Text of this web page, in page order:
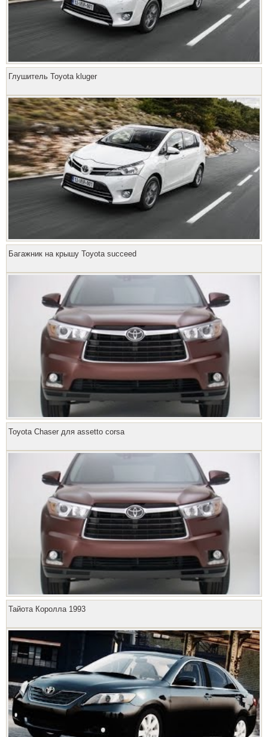
Глушитель Toyota kluger
Багажник на крышу Toyota succeed
Toyota Chaser для assetto corsa
Тайота Королла 1993